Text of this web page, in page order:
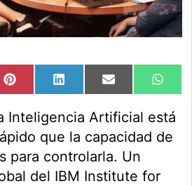
Compartir
en
PinterestCompartir
en
LinkedInCompartir
en
Email
en
Inteligencia Artificial está
que la capacidad de
para controlarla. Un
del IBM Institute for